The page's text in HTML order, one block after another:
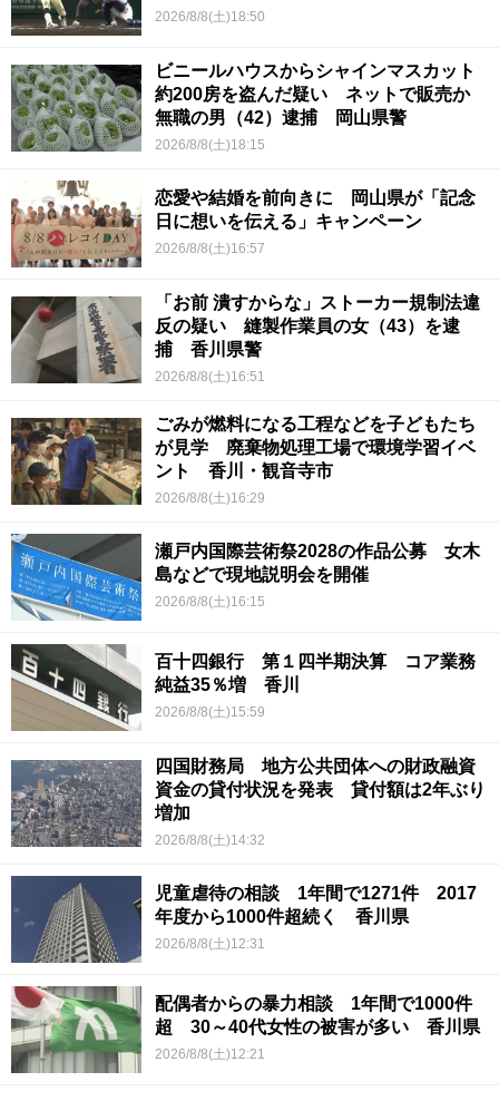
2026/8/8(土)18:50
ビニールハウスからシャインマスカット
約200房を盗んだ疑い ネットで販売か
無職の男（42）逮捕 岡山県警
2026/8/8(土)18:15
恋愛や結婚を前向きに 岡山県が「記念
日に想いを伝える」キャンペーン
2026/8/8(土)16:57
「お前 潰すからな」ストーカー規制法違
反の疑い 縫製作業員の女（43）を逮
捕 香川県警
2026/8/8(土)16:51
ごみが燃料になる工程などを子どもたち
が見学 廃棄物処理工場で環境学習イベ
ント 香川・観音寺市
2026/8/8(土)16:29
瀬戸内国際芸術祭2028の作品公募 女木
島などで現地説明会を開催
2026/8/8(土)16:15
百十四銀行 第１四半期決算 コア業務
純益35％増 香川
2026/8/8(土)15:59
四国財務局 地方公共団体への財政融資
資金の貸付状況を発表 貸付額は2年ぶり
増加
2026/8/8(土)14:32
児童虐待の相談 1年間で1271件 2017
年度から1000件超続く 香川県
2026/8/8(土)12:31
配偶者からの暴力相談 1年間で1000件
超 30～40代女性の被害が多い 香川県
2026/8/8(土)12:21